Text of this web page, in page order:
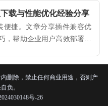
载与性能优化经验分享
便捷。文章分享插件兼容优
，帮助企业用户高效部署浏
删除，禁止任何商业用途，否则产
负。
号-26